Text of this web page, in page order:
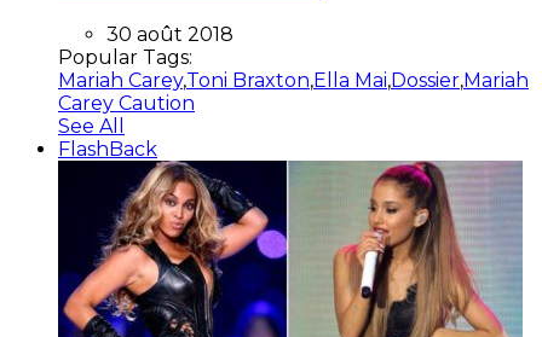
30 août 2018
Popular Tags:
Mariah Carey,Toni Braxton,Ella Mai,Dossier,Mariah
Carey Caution
See All
FlashBack